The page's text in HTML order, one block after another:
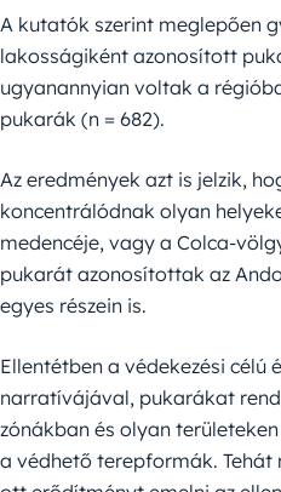
A kutatók szerint meglepően
lakosságiként azonosított
ugyanannyian voltak a
pukarák (n = 682).
Az eredmények azt is jelzik,
koncentrálódnak olyan
medencéje, vagy a Colca-
pukarát azonosítottak az
egyes részein is.
Ellentétben a védekezési célú
narratívájával, pukarákat
zónákban és olyan
a védhető terepformák.